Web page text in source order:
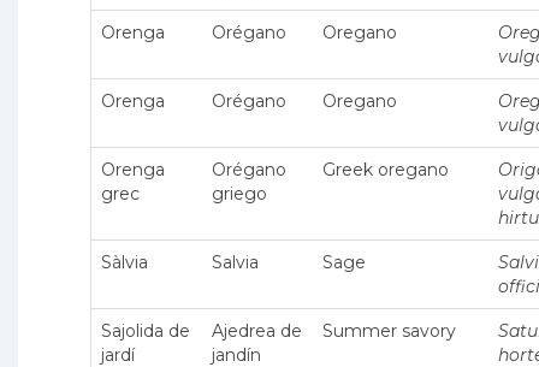
Orenga Orégano Oregano
Orenga Orégano Oregano
Orenga
grec
Orégano
griego
Greek oregano
Sàlvia Salvia Sage
Sajolida de
jardí
Ajedrea de
jandín
Summer savory